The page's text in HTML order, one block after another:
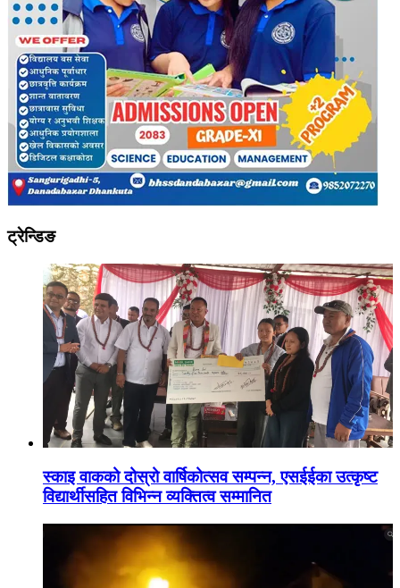
ट्रेन्डिङ
स्काइ वाकको दोस्रो वार्षिकोत्सव सम्पन्न, एसईईका उत्कृष्ट
विद्यार्थीसहित विभिन्न व्यक्तित्व सम्मानित